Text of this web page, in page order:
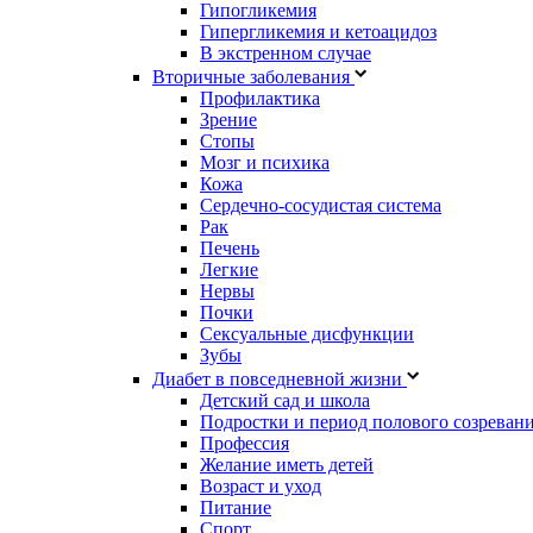
Гипогликемия
Гипергликемия и кетоацидоз
В экстренном случае
Вторичные заболевания
Профилактика
Зрение
Стопы
Мозг и психика
Кожа
Сердечно-сосудистая система
Рак
Печень
Легкие
Нервы
Почки
Сексуальные дисфункции
Зубы
Диабет в повседневной жизни
Детский сад и школа
Подростки и период полового
Профессия
Желание иметь детей
Возраст и уход
Питание
Спорт